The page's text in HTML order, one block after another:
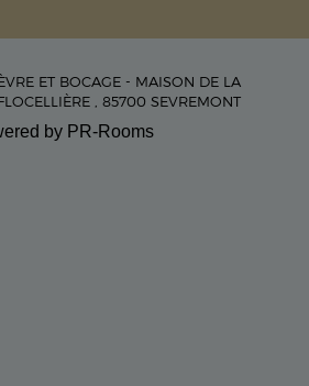
ET BOCAGE - MAISON DE LA
, 85700 SEVREMONT
by PR-Rooms